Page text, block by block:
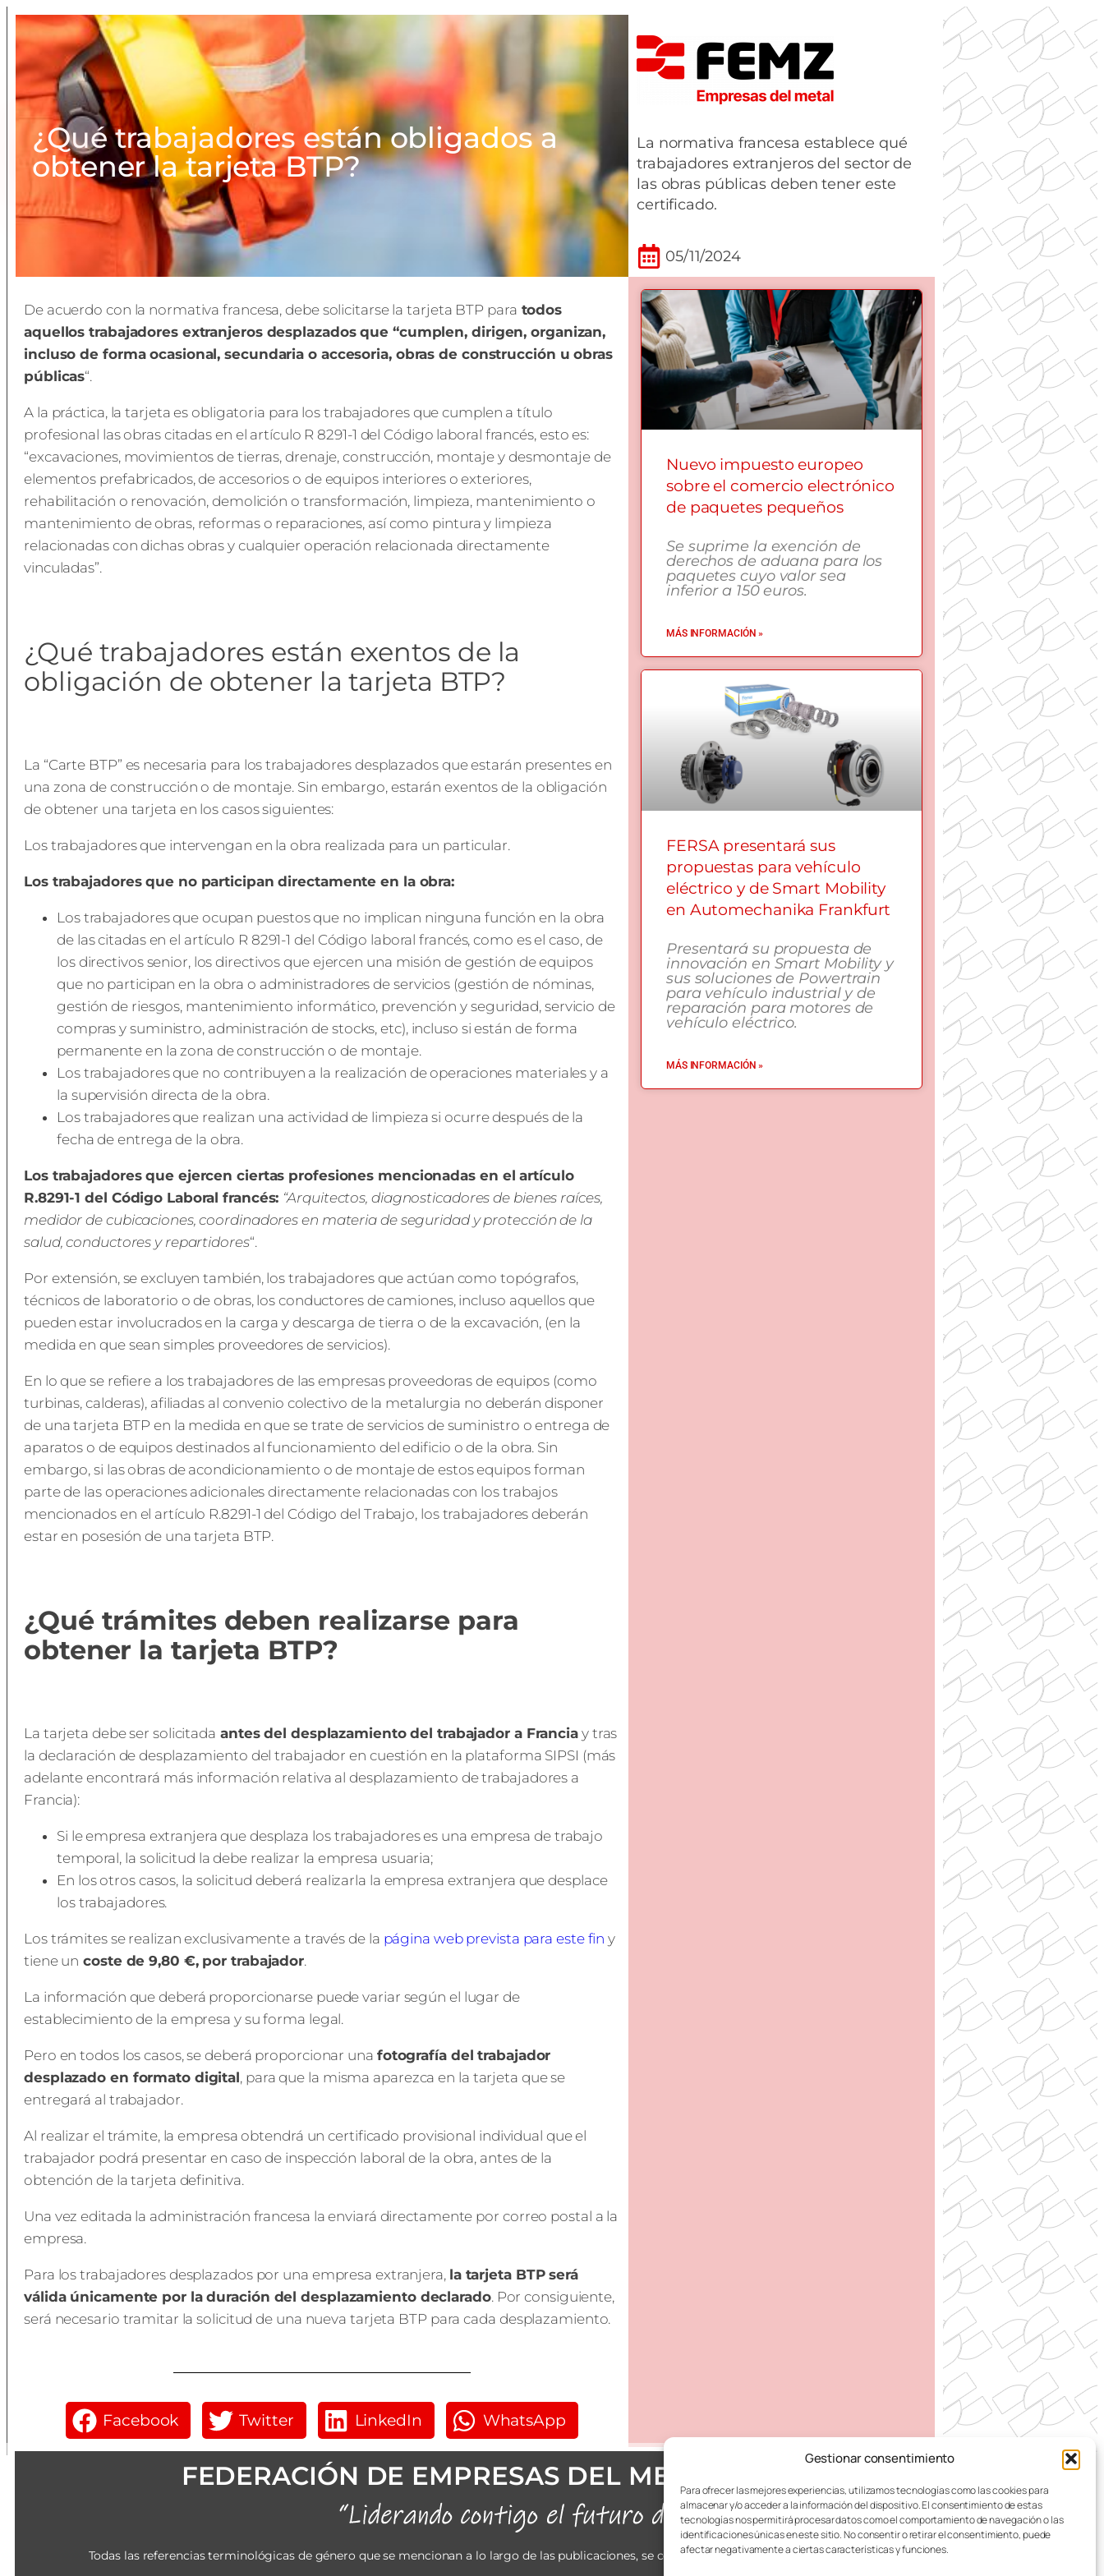
Gestionar consentimiento
Para ofrecer las mejores experiencias, utilizamos tecnologías como las cookies para
almacenar y/o acceder a la información del dispositivo. El consentimiento de estas
tecnologías nos permitirá procesar datos como el comportamiento de navegación o las
identificaciones únicas en este sitio. No consentir o retirar el consentimiento, puede
afectar negativamente a ciertas características y funciones.
¿Qué trabajadores están obligados a
obtener la tarjeta BTP?
La normativa francesa establece qué
trabajadores extranjeros del sector de
las obras públicas deben tener este
certificado.
05/11/2024
De acuerdo con la normativa francesa, debe solicitarse la tarjeta BTP para todos
aquellos trabajadores extranjeros desplazados que “cumplen, dirigen, organizan,
incluso de forma ocasional, secundaria o accesoria, obras de construcción u obras
públicas“.
A la práctica, la tarjeta es obligatoria para los trabajadores que cumplen a título
profesional las obras citadas en el artículo R 8291-1 del Código laboral francés, esto es:
“excavaciones, movimientos de tierras, drenaje, construcción, montaje y desmontaje de
elementos prefabricados, de accesorios o de equipos interiores o exteriores,
rehabilitación o renovación, demolición o transformación, limpieza, mantenimiento o
mantenimiento de obras, reformas o reparaciones, así como pintura y limpieza
relacionadas con dichas obras y cualquier operación relacionada directamente
vinculadas”.
¿Qué trabajadores están exentos de la
obligación de obtener la tarjeta BTP?
La “Carte BTP” es necesaria para los trabajadores desplazados que estarán presentes en
una zona de construcción o de montaje. Sin embargo, estarán exentos de la obligación
de obtener una tarjeta en los casos siguientes:
Los trabajadores que intervengan en la obra realizada para un particular.
Los trabajadores que no participan directamente en la obra:
Los trabajadores que ocupan puestos que no implican ninguna función en la obra
de las citadas en el artículo R 8291-1 del Código laboral francés, como es el caso, de
los directivos senior, los directivos que ejercen una misión de gestión de equipos
que no participan en la obra o administradores de servicios (gestión de nóminas,
gestión de riesgos, mantenimiento informático, prevención y seguridad, servicio de
compras y suministro, administración de stocks, etc), incluso si están de forma
permanente en la zona de construcción o de montaje.
Los trabajadores que no contribuyen a la realización de operaciones materiales y a
la supervisión directa de la obra.
Los trabajadores que realizan una actividad de limpieza si ocurre después de la
fecha de entrega de la obra.
Los trabajadores que ejercen ciertas profesiones mencionadas en el artículo
R.8291-1 del Código Laboral francés: “Arquitectos, diagnosticadores de bienes raíces,
medidor de cubicaciones, coordinadores en materia de seguridad y protección de la
salud, conductores y repartidores“.
Por extensión, se excluyen también, los trabajadores que actúan como topógrafos,
técnicos de laboratorio o de obras, los conductores de camiones, incluso aquellos que
pueden estar involucrados en la carga y descarga de tierra o de la excavación, (en la
medida en que sean simples proveedores de servicios).
En lo que se refiere a los trabajadores de las empresas proveedoras de equipos (como
turbinas, calderas), afiliadas al convenio colectivo de la metalurgia no deberán disponer
de una tarjeta BTP en la medida en que se trate de servicios de suministro o entrega de
aparatos o de equipos destinados al funcionamiento del edificio o de la obra. Sin
embargo, si las obras de acondicionamiento o de montaje de estos equipos forman
parte de las operaciones adicionales directamente relacionadas con los trabajos
mencionados en el artículo R.8291-1 del Código del Trabajo, los trabajadores deberán
estar en posesión de una tarjeta BTP.
¿Qué trámites deben realizarse para
obtener la tarjeta BTP?
La tarjeta debe ser solicitada antes del desplazamiento del trabajador a Francia y tras
la declaración de desplazamiento del trabajador en cuestión en la plataforma SIPSI (más
adelante encontrará más información relativa al desplazamiento de trabajadores a
Francia):
Si le empresa extranjera que desplaza los trabajadores es una empresa de trabajo
temporal, la solicitud la debe realizar la empresa usuaria;
En los otros casos, la solicitud deberá realizarla la empresa extranjera que desplace
los trabajadores.
Los trámites se realizan exclusivamente a través de la página web prevista para este fin y
tiene un coste de 9,80 €, por trabajador.
La información que deberá proporcionarse puede variar según el lugar de
establecimiento de la empresa y su forma legal.
Pero en todos los casos, se deberá proporcionar una fotografía del trabajador
desplazado en formato digital, para que la misma aparezca en la tarjeta que se
entregará al trabajador.
Al realizar el trámite, la empresa obtendrá un certificado provisional individual que el
trabajador podrá presentar en caso de inspección laboral de la obra, antes de la
obtención de la tarjeta definitiva.
Una vez editada la administración francesa la enviará directamente por correo postal a la
empresa.
Para los trabajadores desplazados por una empresa extranjera, la tarjeta BTP será
válida únicamente por la duración del desplazamiento declarado. Por consiguiente,
será necesario tramitar la solicitud de una nueva tarjeta BTP para cada desplazamiento.
Facebook Twitter LinkedIn WhatsApp
Nuevo impuesto europeo
sobre el comercio electrónico
de paquetes pequeños
Se suprime la exención de
derechos de aduana para los
paquetes cuyo valor sea
inferior a 150 euros.
MÁS INFORMACIÓN »
FERSA presentará sus
propuestas para vehículo
eléctrico y de Smart Mobility
en Automechanika Frankfurt
Presentará su propuesta de
innovación en Smart Mobility y
sus soluciones de Powertrain
para vehículo industrial y de
reparación para motores de
vehículo eléctrico.
MÁS INFORMACIÓN »
FEDERACIÓN DE EMPRESAS DEL METAL DE ZARAGOZA
Todas las referencias terminológicas de género que se mencionan a lo largo de las publicaciones, se considerarán alusivas al masculino y femenino indistintamente.